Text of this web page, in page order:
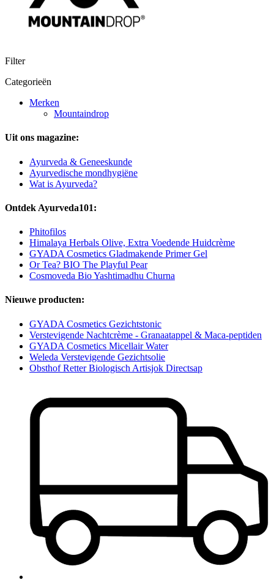
Filter
Categorieën
Merken
Mountaindrop
Uit ons magazine:
Ayurveda & Geneeskunde
Ayurvedische mondhygiëne
Wat is Ayurveda?
Ontdek Ayurveda101:
Phitofilos
Himalaya Herbals Olive, Extra Voedende Huidcrème
GYADA Cosmetics Gladmakende Primer Gel
Or Tea? BIO The Playful Pear
Cosmoveda Bio Yashtimadhu Churna
Nieuwe producten:
GYADA Cosmetics Gezichtstonic
Verstevigende Nachtcrème - Granaatappel & Maca-peptiden
GYADA Cosmetics Micellair Water
Weleda Verstevigende Gezichtsolie
Obsthof Retter Biologisch Artisjok Directsap